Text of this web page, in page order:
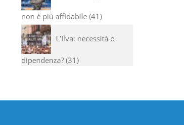
non è più affidabile 41
L’Ilva: necessità o
dipendenza? 31